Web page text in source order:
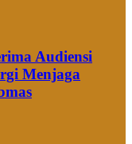
Audiensi
Menjaga